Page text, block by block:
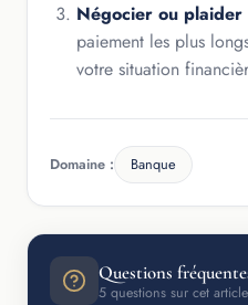
Négocier ou plaider
paiement les plus
votre situation
Domaine : Banque
Questions
5 questions sur cet article